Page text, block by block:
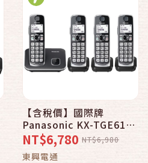
【含稅價】國際牌
Panasonic KX-TGE614
TW DECT數位無線電話4
手機_黑色_馬來西亞製
NT$6,780 NT$6,980
東興電通